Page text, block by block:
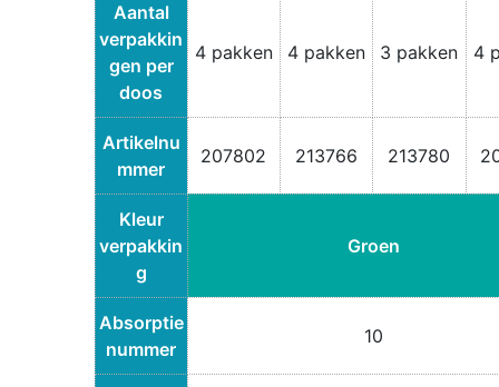
Aantal
verpakkin
gen per
doos
4 pakken 4 pakken 3 pakken 4
Artikelnu
mmer
207802 213766 213780
Kleur
verpakkin
g
Groen
Absorptie
nummer
10